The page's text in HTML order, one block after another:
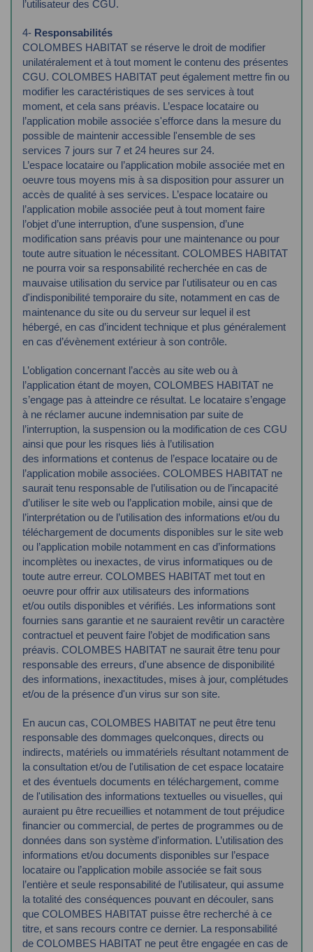
l’utilisateur des CGU.
4- Responsabilités
COLOMBES HABITAT se réserve le droit de modifier
unilatéralement et à tout moment le contenu des présentes
CGU. COLOMBES HABITAT peut également mettre fin ou
modifier les caractéristiques de ses services à tout
moment, et cela sans préavis.
L’espace locataire ou
l’application mobile associée s'efforce dans la mesure du
possible de maintenir accessible l'ensemble de ses
services 7 jours sur 7 et 24 heures sur 24.
L’espace locataire ou l’application mobile associée met en
oeuvre tous moyens mis à sa disposition pour assurer un
accès de qualité à ses services.
L’espace locataire ou
l’application mobile associée peut à tout moment faire
l’objet d’une interruption, d’une suspension, d’une
modification sans préavis pour une maintenance ou pour
toute autre situation le nécessitant. COLOMBES HABITAT
ne pourra voir sa responsabilité recherchée en cas de
mauvaise utilisation du service par l'utilisateur ou en cas
d'indisponibilité temporaire du site, notamment en cas de
maintenance du site ou du serveur sur lequel il est
hébergé, en cas d’incident technique et plus généralement
en cas d’évènement extérieur à son contrôle.
L’obligation concernant l’accès au site web ou à
l’application étant de moyen, COLOMBES HABITAT ne
s’engage pas à atteindre ce résultat.
Le locataire s’engage
à ne réclamer aucune indemnisation par suite de
l’interruption, la suspension ou la modification de ces CGU
ainsi que pour les risques liés à l’utilisation
des informations et contenus de l’espace locataire ou de
l’application mobile associées. COLOMBES HABITAT ne
saurait tenu responsable de l’utilisation ou de l’incapacité
d’utiliser le site web ou l’application mobile, ainsi que de
l’interprétation ou de l’utilisation des informations et/ou du
téléchargement de documents disponibles sur le site web
ou l’application mobile notamment en cas d’informations
incomplètes ou inexactes, de virus informatiques ou de
toute autre erreur. COLOMBES HABITAT met tout en
oeuvre pour offrir aux utilisateurs des informations
et/ou outils disponibles et vérifiés. Les informations sont
fournies sans garantie et ne sauraient revêtir un caractère
contractuel et peuvent faire l’objet de modification sans
préavis. COLOMBES HABITAT ne saurait être tenu pour
responsable des erreurs, d'une absence de disponibilité
des informations, inexactitudes, mises à jour, complétudes
et/ou de la présence d'un virus sur son site.
En aucun cas, COLOMBES HABITAT ne peut être tenu
responsable des dommages quelconques, directs ou
indirects, matériels ou immatériels résultant notamment de
la consultation et/ou de l'utilisation de cet espace locataire
et des éventuels documents en téléchargement, comme
de l'utilisation des informations textuelles ou visuelles, qui
auraient pu être recueillies et notamment de tout préjudice
financier ou commercial, de pertes de programmes ou de
données dans son système d'information.
L’utilisation des
informations et/ou documents disponibles sur l’espace
locataire ou l’application mobile associée se fait sous
l’entière et seule responsabilité de l’utilisateur, qui assume
la totalité des conséquences pouvant en découler, sans
que COLOMBES HABITAT puisse être recherché à ce
titre, et sans recours contre ce dernier.
La responsabilité
de COLOMBES HABITAT ne peut être engagée en cas de